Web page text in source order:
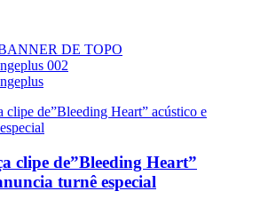
clipe de”Bleeding Heart”
turnê especial